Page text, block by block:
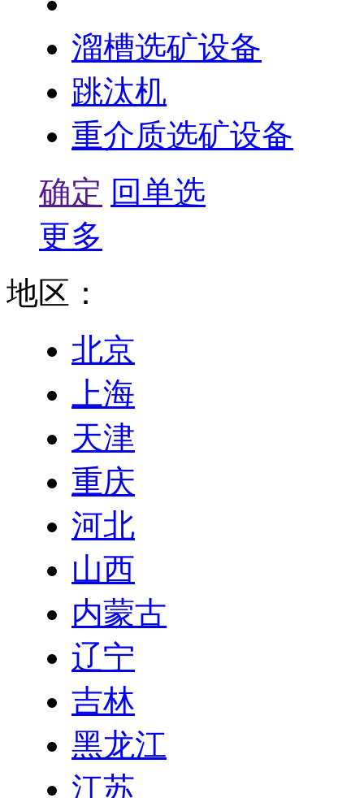
溜槽选矿设备
跳汰机
重介质选矿设备
确定 回单选
更多
地区：
北京
上海
天津
重庆
河北
山西
内蒙古
辽宁
吉林
黑龙江
江苏